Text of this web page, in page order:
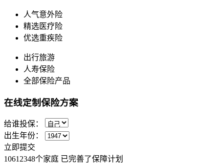
人气意外险
精选医疗险
优选重疾险
出行旅游
人寿保险
全部保险产品
在线定制保险方案
给谁投保：
出生年份：
立即提交
10612348个家庭 已完善了保障计划